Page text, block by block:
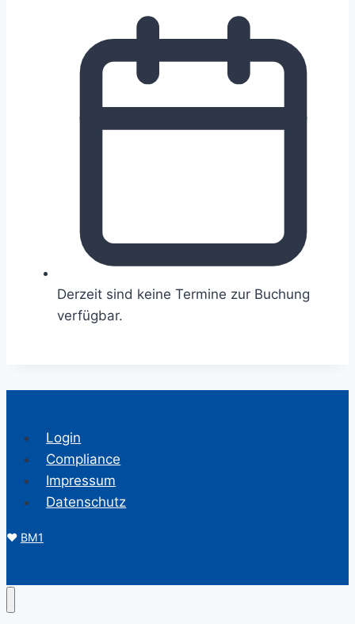
Derzeit sind keine Termine zur Buchung
verfügbar.
Login
Compliance
Impressum
Datenschutz
♥ BM1